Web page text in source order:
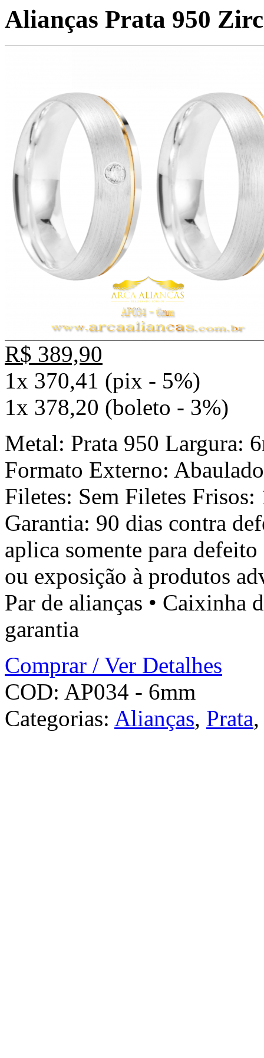
Alianças Prata 950
R$ 389,90
1x 370,41 (pix - 5%)
1x 378,20 (boleto - 3%)
Metal: Prata 950 Largura:
Formato Externo:
Filetes: Sem Filetes
Garantia: 90 dias contra
aplica somente para
ou exposição à produtos
Par de alianças • Caixinha
garantia
Comprar / Ver Detalhes
COD: AP034 - 6mm
Categorias: Alianças, Prata